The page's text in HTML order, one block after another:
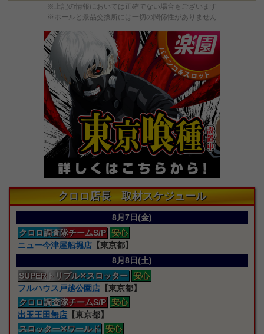
※上記の情報においては正確でない場合もございます
※ホールと景品交換所には一切の関係性がありません
クロロ店長 取材スケジュール
8月7日(金)
クロロ調査隊チームS/P 安心
ニュー今津屋船堀店 【東京都】
8月8日(土)
SUPERトリプル✕スロッター 安心
フルハウス戸越公園店 【東京都】
クロロ調査隊チームS/P 安心
出玉王田無店 【東京都】
スロッター✕ワールド 安心